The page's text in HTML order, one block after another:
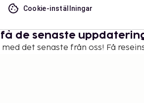
Cookie-inställningar
få de senaste
det senaste från oss! Få